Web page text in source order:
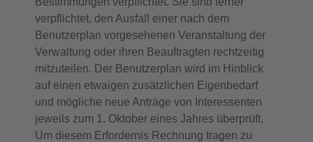
verpflichtet, den Ausfall einer nach dem
Benutzerplan vorgesehenen Veranstaltung der
Verwaltung oder ihren Beauftragten rechtzeitig
mitzuteilen. Der Benutzerplan wird im Hinblick
auf einen etwaigen zusätzlichen Eigenbedarf
und mögliche neue Anträge von Interessenten
jeweils zum 1. Oktober eines Jahres überprüft.
Um diesem Erfordernis Rechnung tragen zu